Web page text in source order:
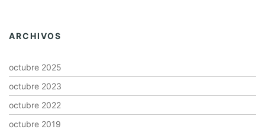
ARCHIVOS
octubre 2025
octubre 2023
octubre 2022
octubre 2019